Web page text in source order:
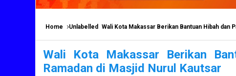
Home Unlabelled Wali Kota Makassar Berikan Bantuan Hibah dan
Wali Kota Makassar Berikan
Ramadan di Masjid Nurul Kautsar